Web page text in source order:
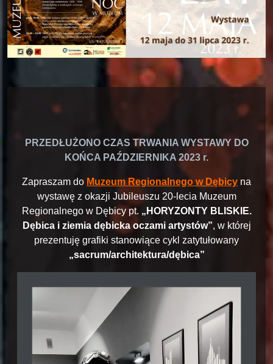
PRZEDŁUŻONO CZAS TRWANIA WYSTAWY DO
KOŃCA PAŹDZIERNIKA 2023 r.
Zapraszam do Muzeum Regionalnego w Dębicy na
wystawę z okazji Jubileuszu 20-lecia Muzeum
Regionalnego w Dębicy pt. „HORYZONTY BLISKIE.
Dębica i ziemia dębicka oczami artystów”, w której
prezentuję grafiki stanowiące cykl zatytułowany
„sacrum/architektura/dębica”